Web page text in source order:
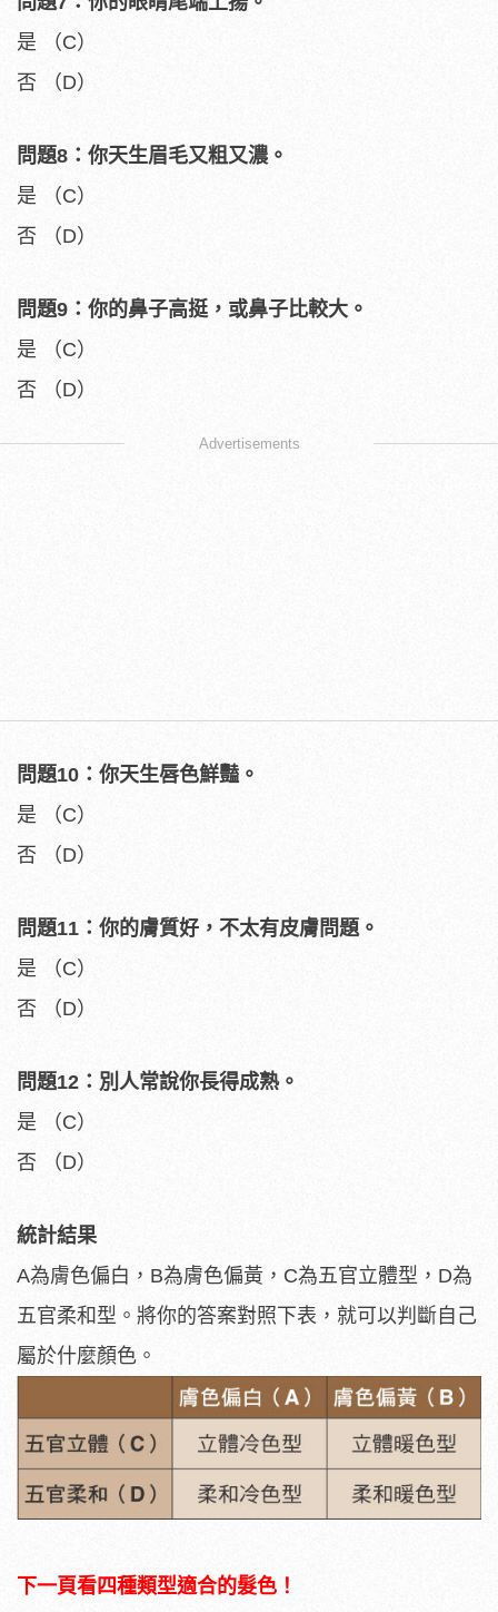
是 （C）
否 （D）
問題8：你天生眉毛又粗又濃。
是 （C）
否 （D）
問題9：你的鼻子高挺，或鼻子比較大。
是 （C）
否 （D）
Advertisements
問題10：你天生唇色鮮豔。
是 （C）
否 （D）
問題11：你的膚質好，不太有皮膚問題。
是 （C）
否 （D）
問題12：別人常說你長得成熟。
是 （C）
否 （D）
統計結果
A為膚色偏白，B為膚色偏黃，C為五官立體型，D為
五官柔和型。將你的答案對照下表，就可以判斷自己
屬於什麼顏色。
下一頁看四種類型適合的髮色！